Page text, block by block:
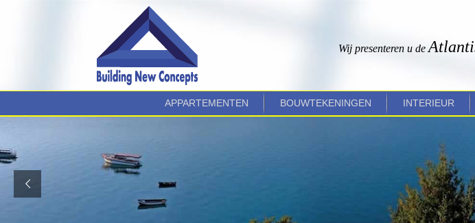
Wij presenteren u de
APPARTEMENTEN BOUWTEKENINGEN INTERIEUR